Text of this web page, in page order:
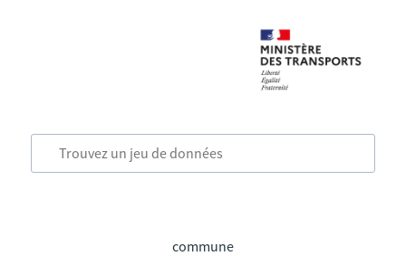
commune